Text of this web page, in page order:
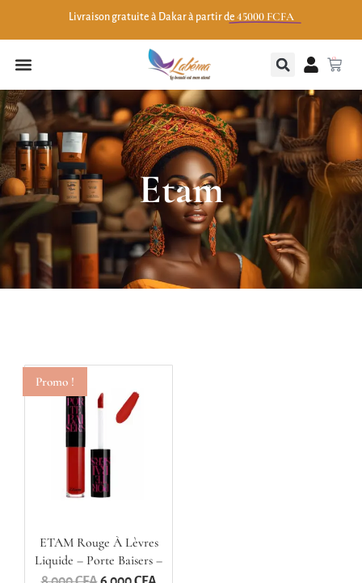
Livraison gratuite à Dakar à partir de 45000 FCFA
0
Etam
Promo !
ETAM Rouge À Lèvres
Liquide – Porte Baisers –
Fini Mat